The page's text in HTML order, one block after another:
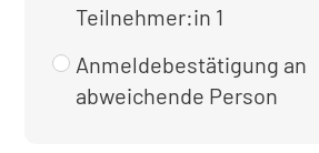
Teilnehmer:in 1
Anmeldebestätigung an
abweichende Person